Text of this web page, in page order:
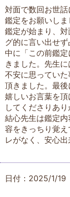
対面で数回お世
鑑定をお願いしま
鑑定が始まり、
グ的に言い出せ
中に「この前鑑
きました。先生
不安に思ってい
頂きました。最
嬉しいお言葉を
してくださりあり
結心先生は鑑定
容をきっちり覚
レがなく、安心出
日付：2025/1/19